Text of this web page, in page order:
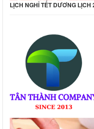
LỊCH NGHỈ TẾT DƯƠNG LỊCH